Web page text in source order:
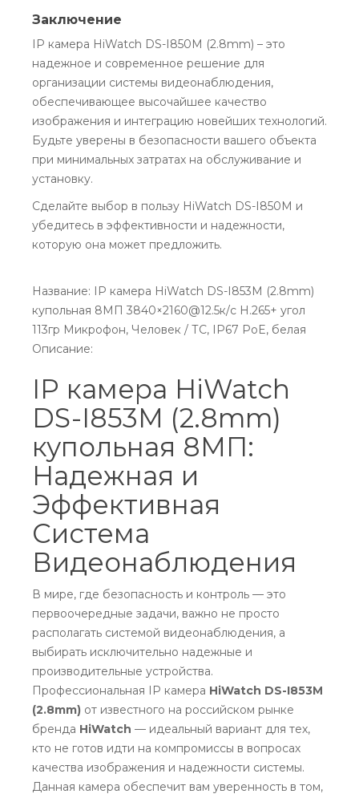
Заключение
IP камера HiWatch DS-I850M (2.8mm) – это
надежное и современное решение для
организации системы видеонаблюдения,
обеспечивающее высочайшее качество
изображения и интеграцию новейших технологий.
Будьте уверены в безопасности вашего объекта
при минимальных затратах на обслуживание и
установку.
Сделайте выбор в пользу HiWatch DS-I850M и
убедитесь в эффективности и надежности,
которую она может предложить.
Название: IP камера HiWatch DS-I853M (2.8mm)
купольная 8МП 3840×2160@12.5к/с H.265+ угол
113гр Микрофон, Человек / ТС, IP67 PoE, белая
Описание:
IP камера HiWatch
DS-I853M (2.8mm)
купольная 8МП:
Надежная и
Эффективная
Система
Видеонаблюдения
В мире, где безопасность и контроль — это
первоочередные задачи, важно не просто
располагать системой видеонаблюдения, а
выбирать исключительно надежные и
производительные устройства.
Профессиональная IP камера HiWatch DS-I853M
(2.8mm) от известного на российском рынке
бренда HiWatch — идеальный вариант для тех,
кто не готов идти на компромиссы в вопросах
качества изображения и надежности системы.
Данная камера обеспечит вам уверенность в том,